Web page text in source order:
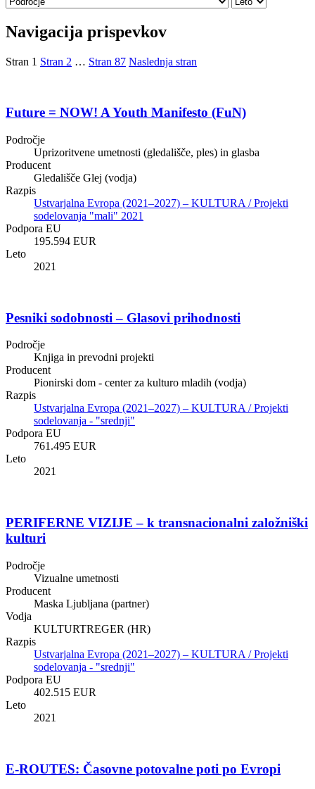
Navigacija prispevkov
Stran 1 Stran 2 … Stran 87 Naslednja stran
Future = NOW! A Youth Manifesto (FuN)
Področje
Uprizoritvene umetnosti (gledališče, ples) in glasba
Producent
Gledališče Glej (vodja)
Razpis
Ustvarjalna Evropa (2021–2027) – KULTURA / Projekti
sodelovanja "mali" 2021
Podpora EU
195.594 EUR
Leto
2021
Pesniki sodobnosti – Glasovi prihodnosti
Področje
Knjiga in prevodni projekti
Producent
Pionirski dom - center za kulturo mladih (vodja)
Razpis
Ustvarjalna Evropa (2021–2027) – KULTURA / Projekti
sodelovanja - "srednji"
Podpora EU
761.495 EUR
Leto
2021
PERIFERNE VIZIJE – k transnacionalni založniški
kulturi
Področje
Vizualne umetnosti
Producent
Maska Ljubljana (partner)
Vodja
KULTURTREGER (HR)
Razpis
Ustvarjalna Evropa (2021–2027) – KULTURA / Projekti
sodelovanja - "srednji"
Podpora EU
402.515 EUR
Leto
2021
E-ROUTES: Časovne potovalne poti po Evropi